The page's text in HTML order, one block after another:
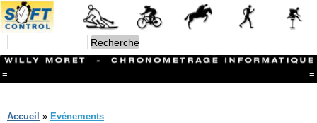
= =
Branches
Accueil » Evénements